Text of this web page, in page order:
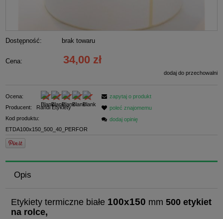
Dostępność: brak towaru
Cena: 34,00 zł
dodaj do przechowalni
Ocena:
Producent:
Randi Etykiety
Kod produktu:
ETDA100x150_500_40_PERFOR
zapytaj o produkt
poleć znajomemu
dodaj opinię
Opis
Etykiety termiczne białe 100x150 mm 500 etykiet
na rolce,